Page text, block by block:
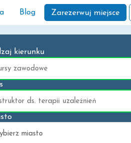
Blog Zarezerwuj miejsce
kierunku